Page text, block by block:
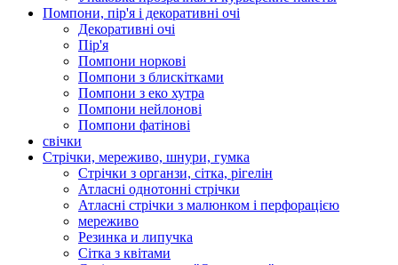
Помпони, пір'я і декоративні очі
Декоративні очі
Пір'я
Помпони норкові
Помпони з блискітками
Помпони з еко хутра
Помпони нейлонові
Помпони фатінові
свічки
Стрічки, мереживо, шнури, гумка
Стрічки з органзи, сітка, рігелін
Атласні однотонні стрічки
Атласні стрічки з малюнком і перфорацією
мереживо
Резинка и липучка
Сітка з квітами